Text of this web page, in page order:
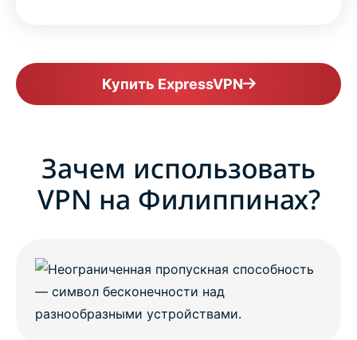
Why millions choose ExpressVPN as their
Philippines VPN
ExpressVPN for all countries
Купить ExpressVPN
Зачем использовать
VPN на Филиппинах?